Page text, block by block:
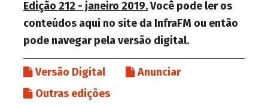
Edição 212 - janeiro 2019.Você pode ler os
conteúdos aqui no site da InfraFM ou então
pode navegar pela versão digital.
Versão Digital
Anunciar
Outras edições